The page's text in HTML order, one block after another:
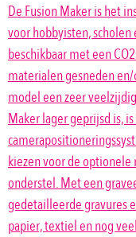
De Fusion Maker is het
voor hobbyisten,
beschikbaar met een
materialen gesneden
model een zeer
Maker lager geprijsd is,
kiezen voor de
onderstel. Met een
gedetailleerde gravures
papier, textiel en nog